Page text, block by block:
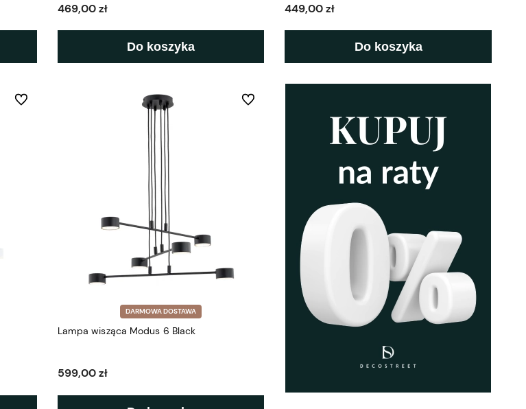
469,00 zł
Do koszyka
449,00 zł
Do koszyka
Do ulubionych
DARMOWA DOSTAWA
Lampa wisząca Modus 6 Black
599,00 zł
Do ulubionych